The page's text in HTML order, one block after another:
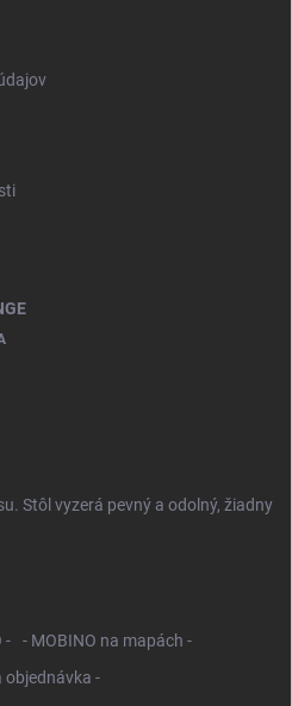
Stôl vyzerá pevný a odolný, žiadny
-
- MOBINO na mapách -
objednávka -